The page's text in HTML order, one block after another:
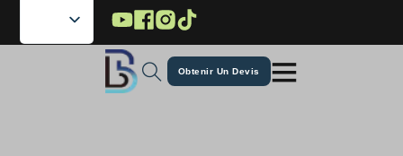
Passer au contenu principal
Passer au pied de page
Obtenir Un Devis